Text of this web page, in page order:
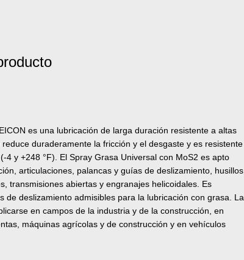
es una lubricación de larga duración resistente a altas
duraderamente la fricción y el desgaste y es resistente
4 y +248 °F). El Spray Grasa Universal con MoS2 es apto
articulaciones, palancas y guías de deslizamiento, husillos,
transmisiones abiertas y engranajes helicoidales. Es
de deslizamiento admisibles para la lubricación con grasa. La
en campos de la industria y de la construcción, en
máquinas agrícolas y de construcción y en vehículos